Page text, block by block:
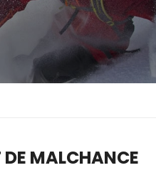
DE MALCHANCE